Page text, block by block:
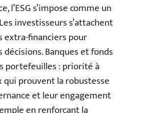
l’ESG s’impose comme un
investisseurs s’attachent
extra-financiers pour
Banques et fonds
portefeuilles : priorité à
qui prouvent la robustesse
et leur engagement